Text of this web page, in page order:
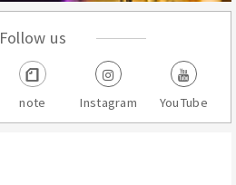
Follow us
note Instagram YouTube